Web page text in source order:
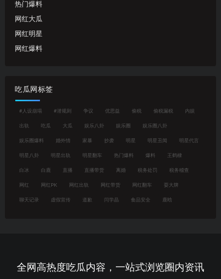
热门爆料
网红大瓜
网红明星
网红爆料
吃瓜网标签
#人设崩塌 #潜规则 争议 优思益 偷税 偷税漏税 内娱
出轨 吃瓜 大瓜 娱乐八卦 娱乐圈 娱乐圈八卦
娱乐圈爆料 婚外情 家暴 抄袭 明星 明星丑闻 明星代言
明星八卦 明星出轨 明星翻车 热门爆料 爆料 王鹤棣
白冰 白鹿 直播 直播带货 离婚 税务处罚 税务稽查
网红 网红PK 网红出轨 网红带货 网红翻车 耍大牌
聊天记录 虚假宣传 道歉 闫学晶 食品安全 鹿晗
全网高热度吃瓜内容，一站式浏览圈内资讯